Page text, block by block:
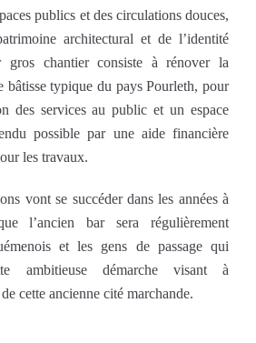
publics et des circulations douces,
architectural et de l’identité
chantier consiste à rénover la
typique du pays Pour­leth, pour
des services au public et un espace
possible par une aide financière
les travaux.
vont se succéder dans les années à
l’ancien bar sera régulièrement
et les gens de passage qui
ambitieuse démarche visant à
cette ancienne cité marchande.